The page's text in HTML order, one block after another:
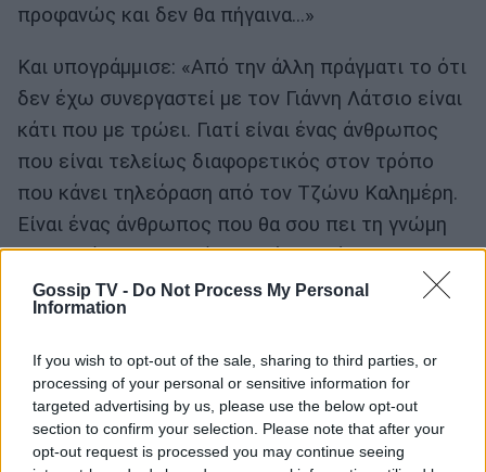
Gossip TV - Do Not Process My Personal
Information
If you wish to opt-out of the sale, sharing to third parties, or
processing of your personal or sensitive information for
targeted advertising by us, please use the below opt-out
section to confirm your selection. Please note that after your
opt-out request is processed you may continue seeing
προφανώς και δεν θα πήγαινα...»
Και υπογράμμισε: «Από την άλλη πράγματι το ότι
δεν έχω συνεργαστεί με τον Γιάννη Λάτσιο είναι
κάτι που με τρώει. Γιατί είναι ένας άνθρωπος
που είναι τελείως διαφορετικός στον τρόπο
που κάνει τηλεόραση από τον Τζώνυ Καλημέρη.
Είναι ένας άνθρωπος που θα σου πει τη γνώμη
του για έναν καλεσμένο. Οπότε πράγματι θα
ήθελα να συνεργαστώ με ένα άνθρωπο που ξέρει
τηλεόραση».